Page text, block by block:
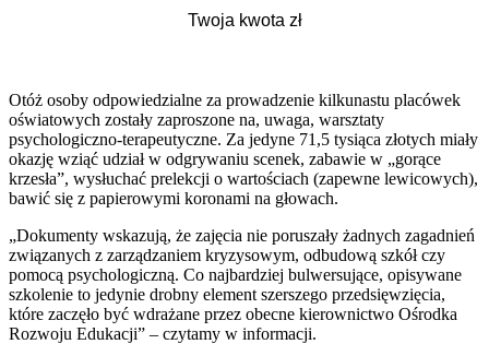
Otóż osoby odpowiedzialne za prowadzenie kilkunastu placówek
oświatowych zostały zaproszone na, uwaga, warsztaty
psychologiczno-terapeutyczne. Za jedyne 71,5 tysiąca złotych miały
okazję wziąć udział w odgrywaniu scenek, zabawie w „gorące
krzesła”, wysłuchać prelekcji o wartościach (zapewne lewicowych),
bawić się z papierowymi koronami na głowach.
„Dokumenty wskazują, że zajęcia nie poruszały żadnych zagadnień
związanych z zarządzaniem kryzysowym, odbudową szkół czy
pomocą psychologiczną. Co najbardziej bulwersujące, opisywane
szkolenie to jedynie drobny element szerszego przedsięwzięcia,
które zaczęło być wdrażane przez obecne kierownictwo Ośrodka
Rozwoju Edukacji” – czytamy w informacji.